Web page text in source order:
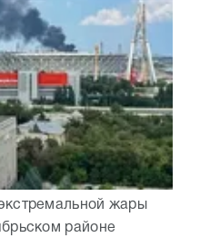
жары
районе